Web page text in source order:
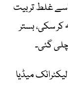
اسے غلط تربیت
سکی، بستر
گئی۔
میڈیا